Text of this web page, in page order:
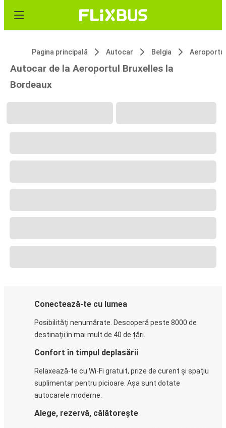
Pagina principală Autocar Belgia
Autocar de la Aeroportul Bruxelles la
Bordeaux
Conectează-te cu lumea
Posibilități nenumărate. Descoperă peste 8000 de
destinații în mai mult de 40 de țări.
Confort în timpul deplasării
Relaxează-te cu Wi-Fi gratuit, prize de curent și spațiu
suplimentar pentru picioare. Așa sunt dotate
autocarele moderne.
Alege, rezervă, călătorește